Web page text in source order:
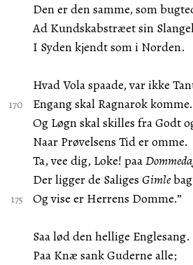
Den er den samme, som
Ad Kundskabstræet sin
I Syden kjendt som i Norden.
Hvad Vola spaade, var ikke
Engang skal Ragnarok komme.
Og Løgn skal skilles fra Godt
Naar Prøvelsens Tid er omme.
Ta, vee dig, Loke! paa
Der ligger de Saliges Gimle
Og vise er Herrens Domme.”
Saa lød den hellige Englesang.
Paa Knæ sank Guderne alle;